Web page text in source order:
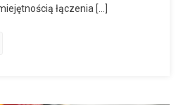
łączenia […]